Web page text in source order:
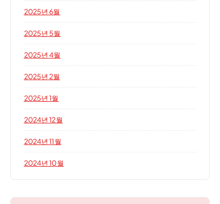
2025년 6월
2025년 5월
2025년 4월
2025년 2월
2025년 1월
2024년 12월
2024년 11월
2024년 10월